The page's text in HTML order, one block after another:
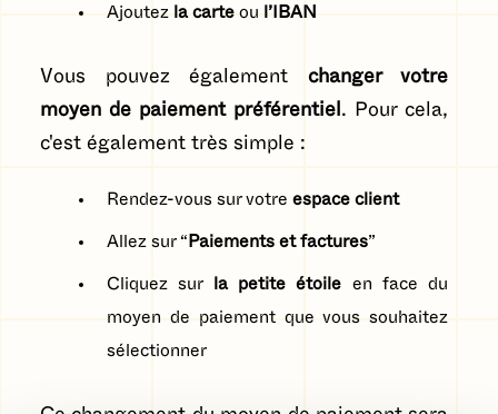
Ajoutez la carte ou l’IBAN
Vous pouvez également changer votre
moyen de paiement préférentiel . Pour cela,
c'est également très simple :
Rendez-vous sur votre espace client
Allez sur “ Paiements et factures”
Cliquez sur la petite étoile en face du
moyen de paiement que vous souhaitez
sélectionner